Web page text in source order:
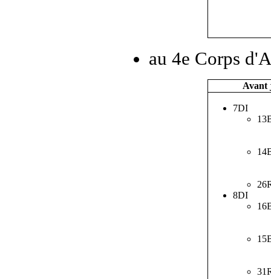
au 4e Corps
Avant
7DI
8DI